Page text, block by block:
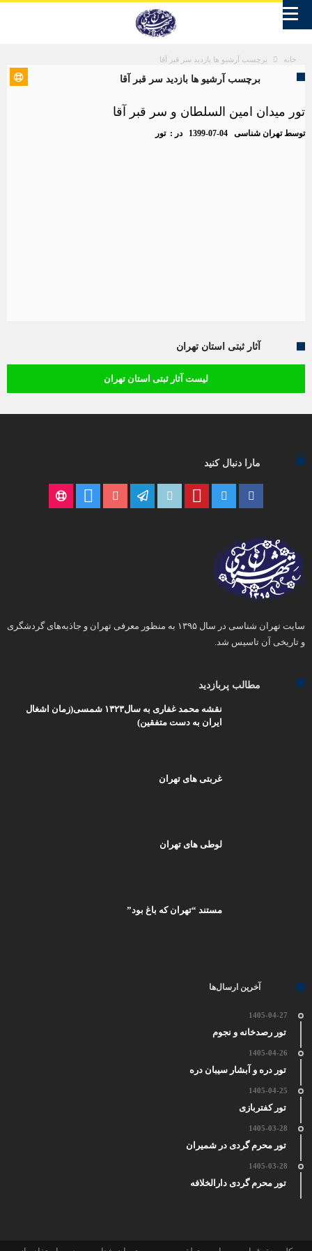
خانه برچسب آرشیو ها بازدید سر قبر آقا
برچسب آرشیو ها بازدید سر قبر آقا
تور میدان امین السلطان و سر قبر آقا
توسطتهران شناسی 1399-07-04 در :تور
آثار ثبتی استان تهران
لیست آثار ثبتی استان تهران
مارا دنبال کنید
سایت تهران شناسی در سال ۱۳۹۵ به منظور معرفی تهران و جاذبه‌های گردشگری
و تاریخی آن تاسیس شد.
مطالب پربازدید
نقشه محمد غفاری به سال۱۳۲۳ شمسی(زمان اشغال
ایران به دست متفقین)
غربتی های تهران
لوطی های تهران
مستند “تهران که باغ بود”
آخرین ارسال‌ها
1405-04-27
تور رصدخانه و نجوم
1405-04-26
تور دره و آبشار سیبان دره
1405-04-25
تور کفتربازی
1405-03-28
تور محرم گردی در شمیران
1405-03-28
تور محرم گردی دارالخلافه